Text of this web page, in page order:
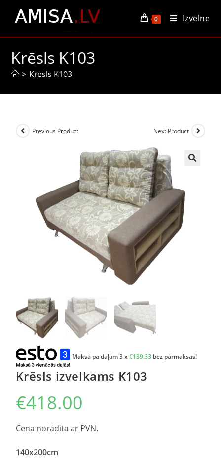
0 Izvēlne
Krēsls K103
> Krēsls K103
Previous Product Next Product
Maksā pa daļām 3 x€139.33 bez pārmaksas!
Krēsls izvelkams K103
€418.00
Cena norādīta ar PVN.
140x200cm